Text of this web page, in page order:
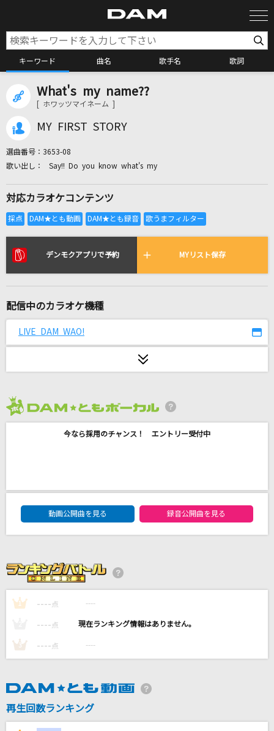
キーワード 曲名 歌手名 歌詞
カラオケ検索
全国りれき
リアルタイムで歌われている曲の一覧
やさしさで溢れるように
[生音]DAYBREAK'S BELL
幾田りら
恋するフォーチュンクッキー
RAIN MAN
優里
What's my name??
[ ホワッツマイネーム ]
MY FIRST STORY
選曲番号： 3653-08
Say!! Do you know what's my
対応カラオケコンテンツ
デンモクアプリで予約 MYリスト保存
配信中のカラオケ機種
LIVE DAM WAO!
今なら採用のチャンス！ エントリー受付中
DAM★ともボーカルエントリーランキング
動画公開曲を見る
録音公開曲を見る
1 ---- 点 ----
---- 点 ----
3 ---- 点 ----
再生回数ランキング